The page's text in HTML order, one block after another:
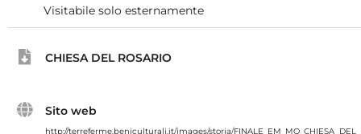
Visitabile solo esternamente
CHIESA DEL ROSARIO
Sito web
http://terreferme.beniculturali.it/images/storia/